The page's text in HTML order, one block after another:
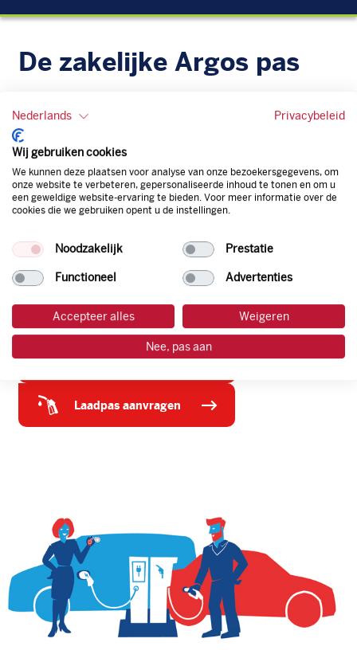
De zakelijke Argos pas
Argos. Geen administratieve rompslomp dankzij ons
digitale facturatiesysteem dat automatisch alles bijhoudt.
Zo bespaar je dus tijd, geld en energie.
Onze tankpas is super flexibel, zo geniet je van het gemak
van een flexibele limiet, zit je niet vast aan een contract en
brandstof mee betaalt kunnen worden.
Bovendien profiteer je altijd van een gegarandeerde
korting. Mocht de pompprijs toch lager zijn dan betaal je
van de laagste prijs.
tankpas aanvragen
laadpas aanvragen
Nederlands Privacybeleid
Wij gebruiken cookies
We kunnen deze plaatsen voor analyse van onze bezoekersgegevens, om
onze website te verbeteren, gepersonaliseerde inhoud te tonen en om u
een geweldige website-ervaring te bieden. Voor meer informatie over de
cookies die we gebruiken opent u de instellingen.
Noodzakelijk Prestatie
Functioneel Advertenties
Accepteer alles Weigeren
Nee, pas aan